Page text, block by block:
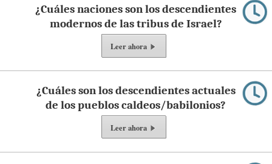
¿Cuáles naciones son los descendientes
modernos de las tribus de Israel?
Leer ahora
¿Cuáles son los descendientes actuales
de los pueblos caldeos/babilonios?
Leer ahora